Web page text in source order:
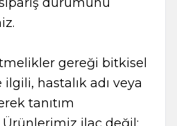
gereği bitkisel
hastalık adı veya
tanıtım